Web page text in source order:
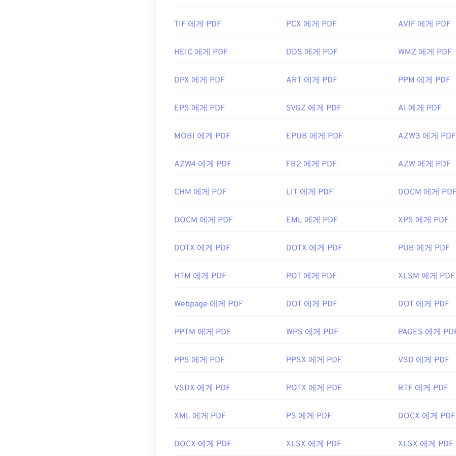
TIF 에게 PDF PCX 에게 PDF AVIF 에게 PDF
HEIC 에게 PDF DDS 에게 PDF WMZ 에게 PDF
DPX 에게 PDF ART 에게 PDF PPM 에게 PDF
EPS 에게 PDF SVGZ 에게 PDF AI 에게 PDF
MOBI 에게 PDF EPUB 에게 PDF AZW3 에게 PDF
AZW4 에게 PDF FB2 에게 PDF AZW 에게 PDF
CHM 에게 PDF LIT 에게 PDF DOCM 에게
DOCM 에게 PDF EML 에게 PDF XPS 에게 PDF
DOTX 에게 PDF DOTX 에게 PDF PUB 에게 PDF
HTM 에게 PDF POT 에게 PDF XLSM 에게 PDF
Webpage 에게 PDF DOT 에게 PDF DOT 에게 PDF
PPTM 에게 PDF WPS 에게 PDF PAGES 에게
PPS 에게 PDF PPSX 에게 PDF VSD 에게 PDF
VSDX 에게 PDF POTX 에게 PDF RTF 에게 PDF
XML 에게 PDF PS 에게 PDF DOCX 에게 PDF
DOCX 에게 PDF XLSX 에게 PDF XLSX 에게 PDF